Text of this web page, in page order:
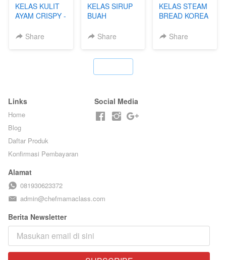
KELAS KULIT
AYAM CRISPY -
T**TOK - BY
Share
KELAS SIRUP
BUAH
TANPA GULA
ARISUDANA
Share
KELAS STEAM
BREAD KOREA
HOUSE - BY
Share
Links
Home
Blog
Daftar Produk
Konfirmasi Pembayaran
Social Media
Alamat
081930623372
admin@chefmamaclass.com
Berita Newsletter